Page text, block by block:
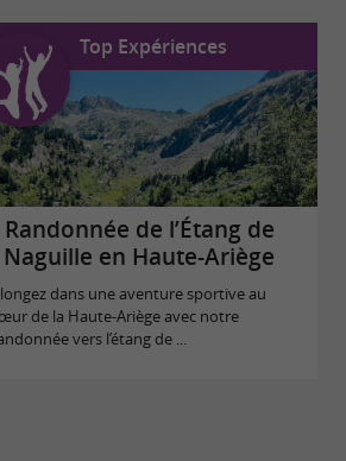
Top Expériences
Randonnée de l’Étang de
Naguille en Haute-Ariège
dans une aventure sportive au
de la Haute-Ariège avec notre
vers l’étang de ...